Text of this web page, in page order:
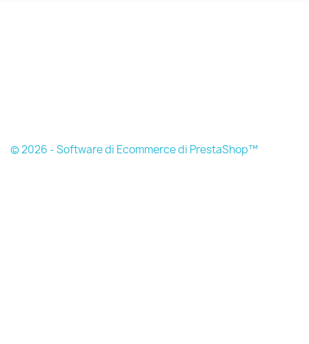
© 2026 - Software di Ecommerce di PrestaShop™